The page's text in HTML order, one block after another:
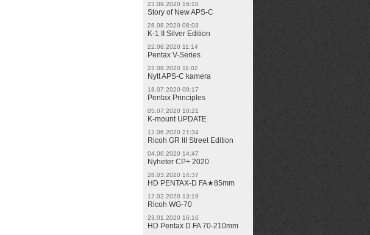
23.09.2020 16:10
Story of New APS-C
28.08.2020 08:03
K-1 II Silver Edition
22.08.2020 11:14
Pentax V-Series
22.08.2020 11:02
Nytt APS-C kamera
18.07.2020 09:17
Pentax Principles
05.07.2020 10:21
K-mount UPDATE
12.06.2020 21:34
Ricoh GR III Street Edition
04.06.2020 14:47
Nyheter CP+ 2020
28.03.2020 14:37
HD PENTAX-D FA★85mm
12.02.2020 13:19
Ricoh WG-70
23.01.2020 16:16
HD Pentax D FA 70-210mm